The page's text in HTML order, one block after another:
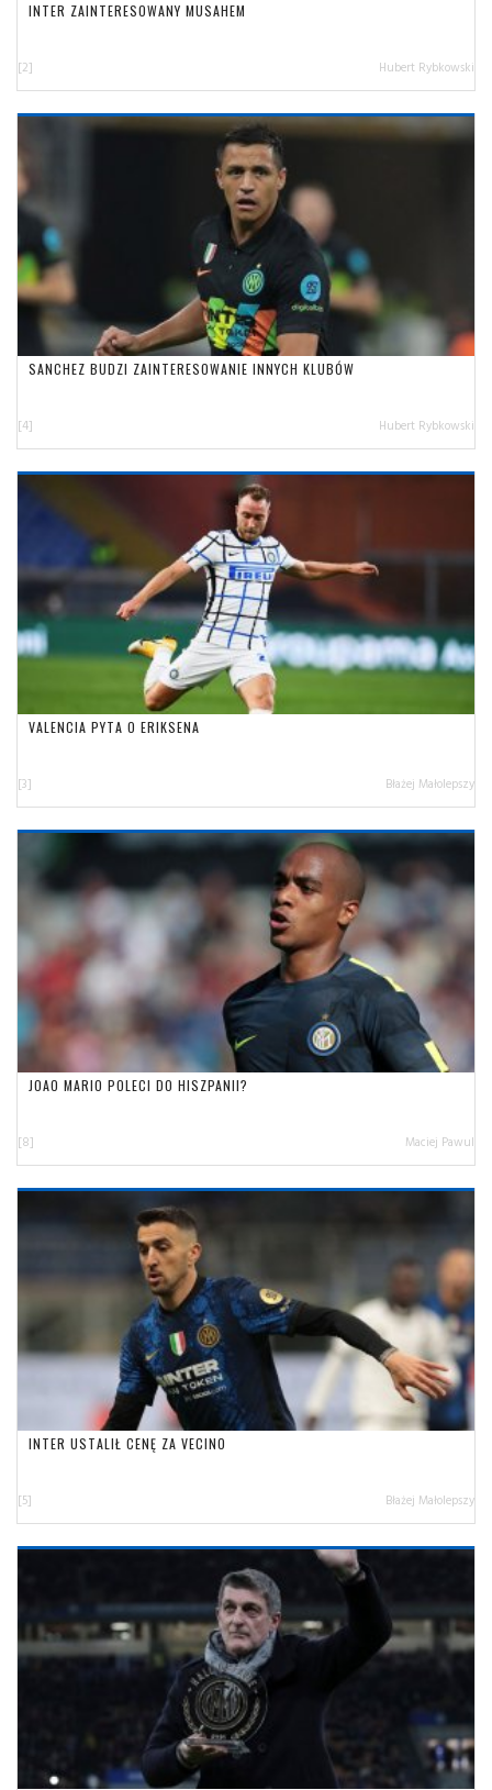
INTER ZAINTERESOWANY MUSAHEM
[2] Hubert Rybkowski
SANCHEZ BUDZI ZAINTERESOWANIE INNYCH KLUBÓW
[4] Hubert Rybkowski
VALENCIA PYTA O ERIKSENA
[3] Błażej Małolepszy
JOAO MARIO POLECI DO HISZPANII?
[8] Maciej Pawul
INTER USTALIŁ CENĘ ZA VECINO
[5] Błażej Małolepszy